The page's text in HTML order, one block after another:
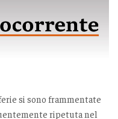
si sono frammentate
ripetuta nel